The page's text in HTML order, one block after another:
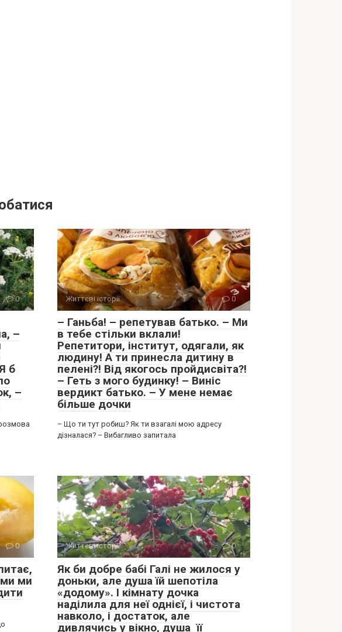
0
–
б
–
Життєві історії 0
– Ганьба! – репетував батько. – Ми
в тебе стільки вклали!
Репетитори, інститут, одягали, як
людину! А ти принесла дитину в
пелені?! Від якогось пройдисвіта?!
– Геть з мого будинку! – Виніс
вердикт батько. – У мене немає
більше дочки
– Що ти тут робиш? Як ти взагалі мою адресу
дізналася? – Вибагливо запитала
0
ми
Життєві історії 0
Як би добре бабі Галі не жилося у
доньки, але душа їй шепотіла
«додому». І кімнату дочка
наділила для неї однієї, і чистота
навколо, і достаток, але
дивлячись у вікно, душа її